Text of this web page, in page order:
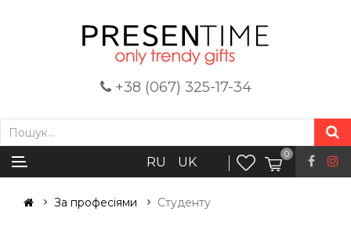
+38 (067) 325-17-34
RU UK
0
За професіями Студенту